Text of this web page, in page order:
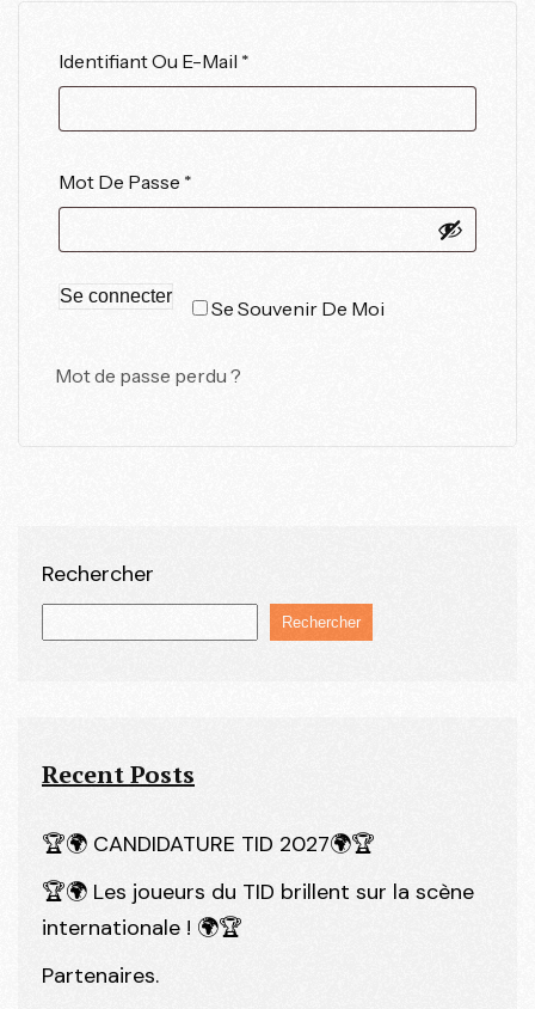
Rechercher
Rechercher
Recent Posts
🏆🌍 CANDIDATURE TID 2027🌍🏆
🏆🌍 Les joueurs du TID brillent sur la scène
internationale ! 🌍🏆
Partenaires.
Identifiant Ou E-Mail *
Mot De Passe *
Se Souvenir De Moi
Se connecter
Mot de passe perdu ?